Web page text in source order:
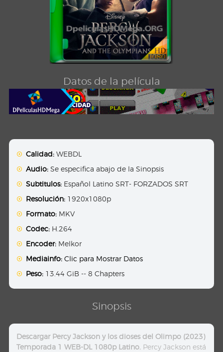
Datos de la película
Calidad: WEBDL
Audio: Se especifica abajo de la Sinopsis
Subtitulos: Español Latino SRT- FORZADOS SRT
Resolución: 1920x1080p
Formato: MKV
Codec: H.264
Encoder: Melkor
Mediainfo: Clic para Mostrar Datos
Peso: 13.44 GiB -- 8 Chapters
Sinopsis
Descargar Percy Jackson y los dioses del Olimpo (2023)
Temporada 1 WEB-DL 1080p Latino. Percy Jackson está